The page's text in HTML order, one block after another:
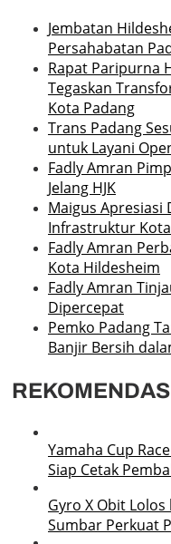
Jembatan
Persahabatan
Rapat Paripurna
Tegaskan
Kota Padang
Trans Padang
untuk Layani
Fadly Amran
Jelang HJK
Maigus Apresiasi
Infrastruktur
Fadly Amran
Kota Hildesheim
Fadly Amran
Dipercepat
Pemko Padang
Banjir Bersih
Yamaha Cup
Siap Cetak
Gyro X Obit
Sumbar Perkuat